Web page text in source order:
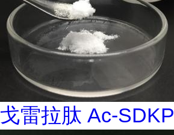
戈雷拉肽 Ac-SDKP